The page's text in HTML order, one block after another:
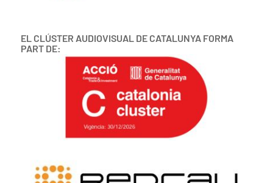
EL CLÚSTER AUDIOVISUAL DE CATALUNYA FORMA
PART DE: